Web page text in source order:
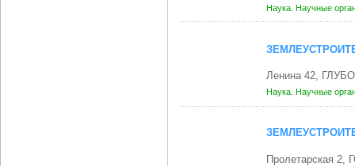
Наука. Научные
Ленина 42,
Наука. Научные
Пролетарская 2,